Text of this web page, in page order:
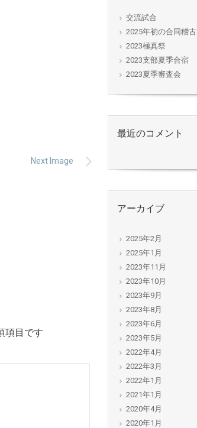
Next Image
項目です
交流試合
2025年初の合同稽古
2023極真祭
2023支部夏季合宿
2023夏季審査会
最近のコメント
アーカイブ
2025年2月
2025年1月
2023年11月
2023年10月
2023年9月
2023年8月
2023年6月
2023年5月
2022年4月
2022年3月
2022年1月
2021年1月
2020年4月
2020年1月